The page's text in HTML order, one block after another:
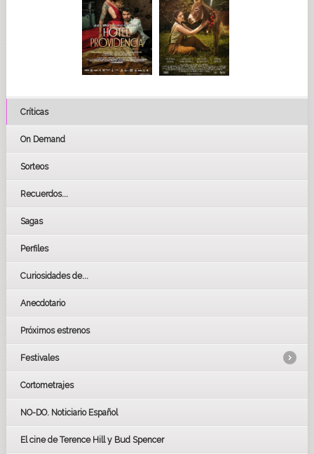
Críticas
On Demand
Sorteos
Recuerdos...
Sagas
Perfiles
Curiosidades de...
Anecdotario
Próximos estrenos
Festivales
LOS OSCARS
GOYAS
BAFTA
Cortometrajes
NO-DO. Noticiario Español
El cine de Terence Hill y Bud Spencer